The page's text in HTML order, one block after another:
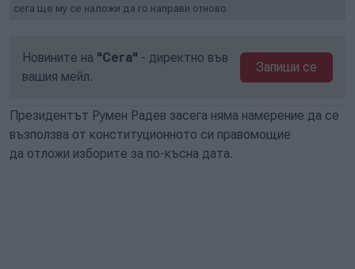
сега ще му се наложи да го направи отново
Новините на "Сега" - директно във
вашия мейл.
Запиши се
Президентът Румен Радев засега няма намерение да се
възползва от конституционното си правомощие
да отложи изборите за по-късна дата.